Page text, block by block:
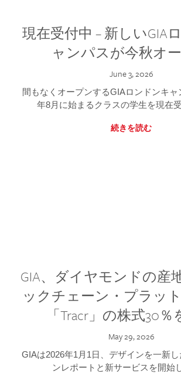
現在受付中 – 新しいGIA
ャンパスが今秋オ
June 3, 2026
間もなくオープンするGIAロンドンキャ
年8月に始まるクラスの学生を現在受
続きを読む
GIA、ダイヤモンドの産
ックチェーン・プラッ
「Tracr」の株式30
May 29, 2026
GIAは2026年1月1日、デザインを一新
ンレポートと新サービスを開始